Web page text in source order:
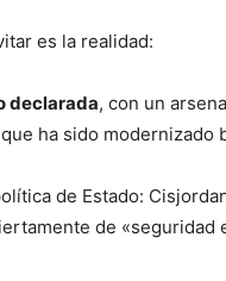
es la realidad:
declarada, con un
ha sido modernizado
de Estado:
de «seguridad